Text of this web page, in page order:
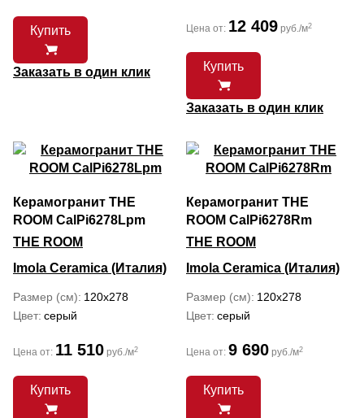
Купить
Заказать в один клик
Цена от: 12 409 руб./м2
Купить
Заказать в один клик
Керамогранит THE
ROOM CalPi6278Lpm
THE ROOM
Imola Ceramica (Италия)
Размер (см) 120x278
Цвет серый
Цена от: 11 510 руб./м2
Купить
Керамогранит THE
ROOM CalPi6278Rm
THE ROOM
Imola Ceramica (Италия)
Размер (см) 120x278
Цвет серый
Цена от: 9 690 руб./м2
Купить